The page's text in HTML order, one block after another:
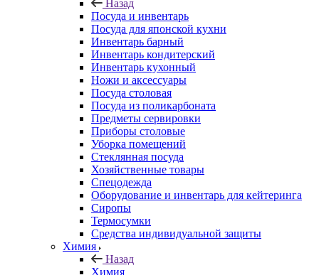
Назад
Посуда и инвентарь
Посуда для японской кухни
Инвентарь барный
Инвентарь кондитерский
Инвентарь кухонный
Ножи и аксессуары
Посуда столовая
Посуда из поликарбоната
Предметы сервировки
Приборы столовые
Уборка помещений
Стеклянная посуда
Хозяйственные товары
Спецодежда
Оборудование и инвентарь для кейтеринга
Сиропы
Термосумки
Средства индивидуальной защиты
Химия
Назад
Химия